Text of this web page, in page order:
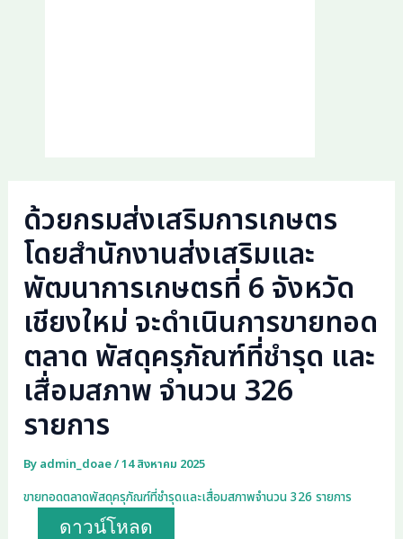
ด้วยกรมส่งเสริมการเกษตร
โดยสำนักงานส่งเสริมและ
พัฒนาการเกษตรที่ 6 จังหวัด
เชียงใหม่ จะดำเนินการขายทอด
ตลาด พัสดุครุภัณฑ์ที่ชำรุด และ
เสื่อมสภาพ จำนวน 326
รายการ
By admin_doae/14 สิงหาคม 2025
ขายทอดตลาดพัสดุครุภัณฑ์ที่ชำรุดและเสื่อมสภาพจำนวน 326 รายการ
ดาวน์โหลด